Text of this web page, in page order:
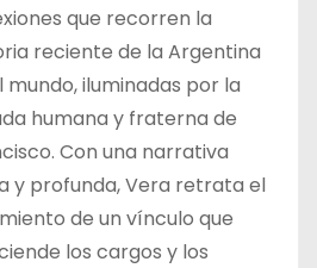
que recorren la
reciente de la Argentina
mundo, iluminadas por la
humana y fraterna de
Con una narrativa
y profunda, Vera retrata el
de un vínculo que
los cargos y los